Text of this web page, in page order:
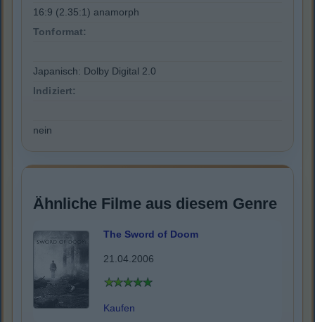
16:9 (2.35:1) anamorph
Tonformat:
Japanisch: Dolby Digital 2.0
Indiziert:
nein
Ähnliche Filme aus diesem Genre
The Sword of Doom
21.04.2006
Kaufen